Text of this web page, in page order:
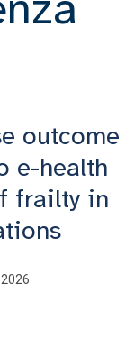
outcome
e-health
frailty in